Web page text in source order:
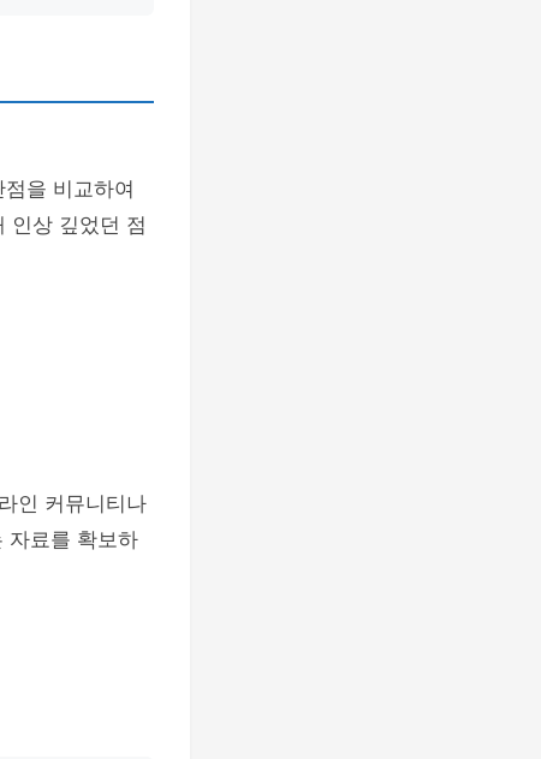
을 비교하여
인상 깊었던 점
인 커뮤니티나
자료를 확보하